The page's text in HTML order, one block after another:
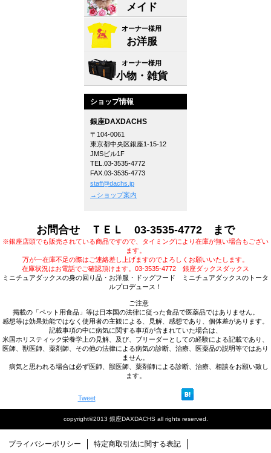
メイド
オーナー様用
お洋服
オーナー様用
小物・雑貨
ショップ情報
銀座DAXDACHS
〒104-0061
東京都中央区銀座1-15-12
JMSビル1F
TEL.03-3535-4772
FAX.03-3535-4773
staff@dachs.jp
→ショップ案内
お問合せ ＴＥＬ 03-3535-4772 まで
※銀座店頭でも販売されている商品ですので、タイミングにより在庫が無い場合もござい
ます。
万が一在庫不足の際はご連絡差し上げますのでよろしくお願いいたします。
在庫状況はお電話でご確認頂けます。03-3535-4772 銀座ダックスダックス
ミニチュアダックスの身の回り品・お洋服・ドッグフード ミニチュアダックスのトータ
ルプロデュース！
ご注意
掲載の「ペット用食品」等は日本国の法律に従った食品で医薬品ではありません。
感想等は効果効能ではなく使用者の主観による、見解、感想であり、個体差があります。
記載事項の中に病気に関する事項が含まれていた場合は、
米国ホリスティック栄養学上の見解、及び、ブリーダーとしての経験による記載であり、
医師、獣医師、薬剤師、その他の法律による病気の診断、治療、医薬品の説明等ではあり
ません。
病気と思われる場合は必ず医師、獣医師、薬剤師による診断、治療、相談をお願い致し
ます。
Tweet
copyright©2013 銀座DAXDACHS all rights reserved.
プライバシーポリシー 特定商取引法に関する表記